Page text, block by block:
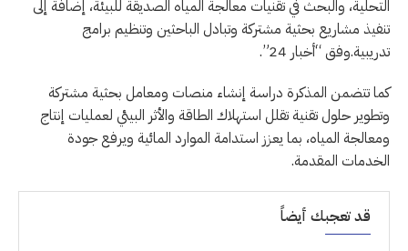
التحلية، والبحث في تقنيات معالجة المياه الصديقة للبيئة، إضافة إلى
تنفيذ مشاريع بحثية مشتركة وتبادل الباحثين وتنظيم برامج
تدريبية.وفق “أخبار 24”.
كما تتضمن المذكرة دراسة إنشاء منصات ومعامل بحثية مشتركة
وتطوير حلول تقنية تقلل استهلاك الطاقة والأثر البيئي لعمليات إنتاج
ومعالجة المياه، بما يعزز استدامة الموارد المائية ويرفع جودة
الخدمات المقدمة.
قد تعجبك أيضاً